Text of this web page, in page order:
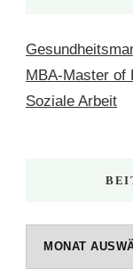
MBA-Master of
Soziale Arbeit